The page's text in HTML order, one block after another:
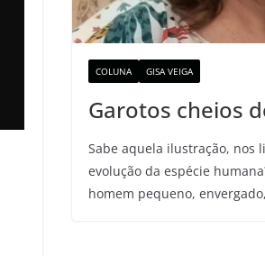
COLUNA GISA VEIGA
Garotos cheios
Sabe aquela ilustração, nos
evolução da espécie
homem pequeno, envergado,